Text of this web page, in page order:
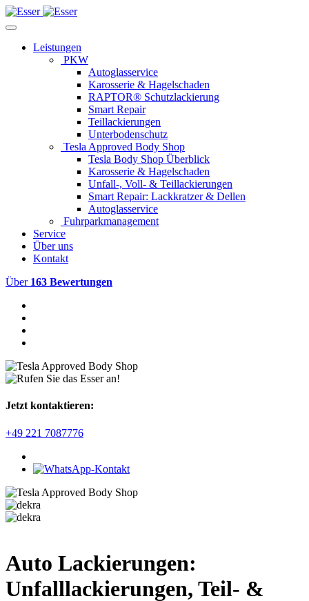
Leistungen
PKW
Autoglasservice
Karosserie & Hagelschaden
RAPTOR® Schutzlackierung
Smart Repair
Teillackierungen
Unterbodenschutz
Tesla Approved Body Shop
Tesla Body Shop Überblick
Karosserie & Hagelschaden
Unfall-, Voll- & Teillackierungen
Smart Repair: Lackkratzer & Dellen
Autoglasservice
Fuhrparkmanagement
Service
Über uns
Kontakt
Über 163 Bewertungen
Jetzt kontaktieren:
+49 221 7087776
Auto Lackierungen:
Unfalllackierungen, Teil- &